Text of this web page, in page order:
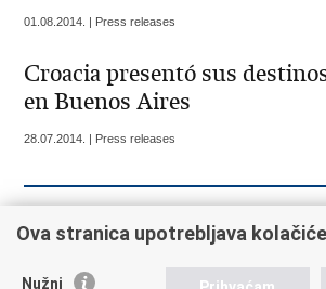
01.08.2014. | Press releases
Croacia presentó sus
en Buenos Aires
28.07.2014. | Press releases
«« « Previous 8 9 10 11
Ova stranica upotrebljava kolačiće
Nužni